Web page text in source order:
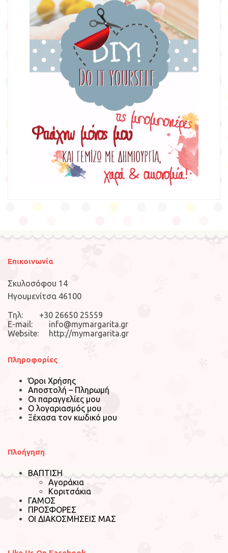
Επικοινωνία
Σκυλοσόφου 14
Ηγουμενίτσα 46100
Τηλ: +30 26650 25559
E-mail: info@mymargarita.gr
Website: http://mymargarita.gr
Πληροφορίες
Όροι Χρήσης
Αποστολή – Πληρωμή
Οι παραγγελίες μου
Ο λογαριασμός μου
Ξέχασα τον κωδικό μου
Πλοήγηση
ΒΑΠΤΙΣΗ
Αγοράκια
Κοριτσάκια
ΓΑΜΟΣ
ΠΡΟΣΦΟΡΕΣ
ΟΙ ΔΙΑΚΟΣΜΗΣΕΙΣ ΜΑΣ